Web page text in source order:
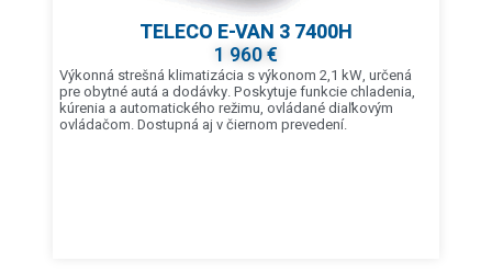
TELECO E-VAN 3 7400H
1 960 €
Výkonná strešná klimatizácia s výkonom 2,1 kW, určená
pre obytné autá a dodávky. Poskytuje funkcie chladenia,
kúrenia a automatického režimu, ovládané diaľkovým
ovládačom. Dostupná aj v čiernom prevedení.